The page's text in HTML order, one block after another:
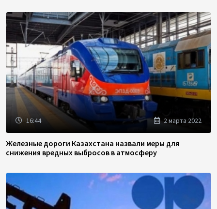
16:44 2 марта 2022
Железные дороги Казахстана назвали меры для
снижения вредных выбросов в атмосферу